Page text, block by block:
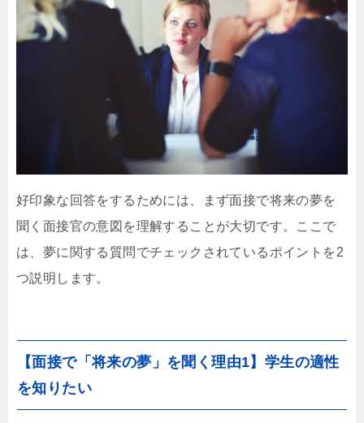
好印象な回答をするためには、まず面接で将来の夢を
聞く面接官の意図を理解することが大切です。ここで
は、夢に関する質問でチェックされているポイントを2
つ説明します。
【面接で「将来の夢」を聞く理由1】学生の適性
を知りたい